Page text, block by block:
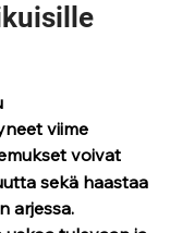
viime
voivat
sekä haastaa
arjessa.